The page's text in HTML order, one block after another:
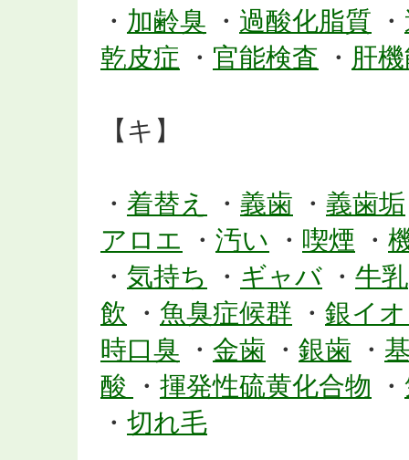
・ 加齢臭 ・ 過酸化脂質 ・
乾皮症 ・ 官能検査 ・ 肝
【キ】
・ 着替え ・ 義歯 ・ 義歯垢
アロエ ・ 汚い ・ 喫煙 ・
・ 気持ち ・ ギャバ ・ 牛乳
飲 ・ 魚臭症候群 ・ 銀イ
時口臭 ・ 金歯 ・ 銀歯 ・
酸
・ 揮発性硫黄化合物 ・
・ 切れ毛